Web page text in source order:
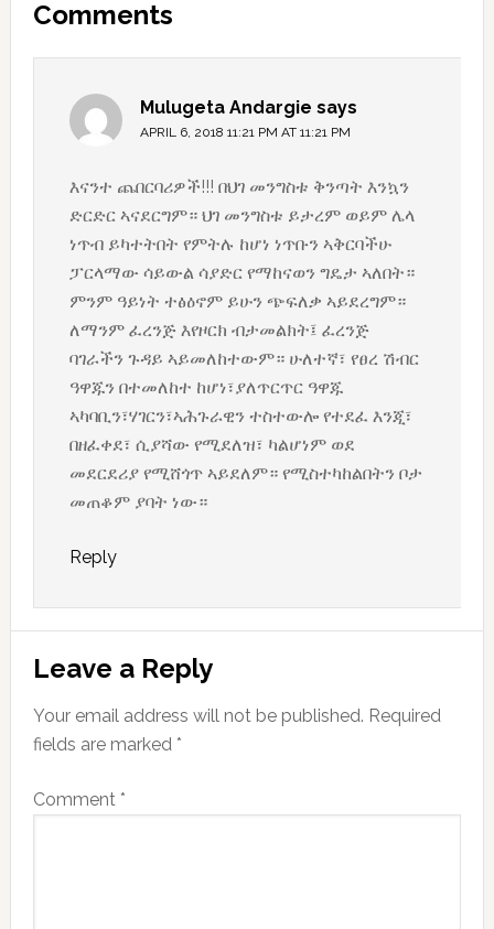
Interactions
Comments
Mulugeta Andargie says
APRIL 6, 2018 11:21 PM AT 11:21 PM
እናንተ ጨበርባሪዎች!!! በህገ መንግስቱ ቅንጣት እንኳን
ድርድር ኣናደርግም። ህገ መንግስቱ ይታረም ወይም ሌላ
ነጥብ ይካተትበት የምትሉ ከሆነ ነጥቡን ኣቅርባችሁ
ፓርላማው ሳይውል ሳያድር የማከናወን ግዴታ ኣለበት።
ምንም ዓይነት ተፅዕኖም ይሁን ጭፍለቃ ኣይደረግም።
ለማንም ፈረንጅ እየዞርክ ብታመልክት፤ ፈረንጅ
ባገራችን ጉዳይ ኣይመለከተውም። ሁለተኛ፣ የፀረ ሽብር
ዓዋጁን በተመለከተ ከሆነ፣ያለጥርጥር ዓዋጁ
ኣካባቢን፣ሃገርን፣ኣሕጉራዊን ተስተውሎ የተደፈ እንጂ፣
በዘፈቀደ፣ ሲያሻው የሚደለዝ፣ ካልሆነም ወደ
መደርደሪያ የሚሸጎጥ ኣይደለም። የሚስተካከልበትን ቦታ
መጠቆም ያባት ነው።
Reply
Leave a Reply
Your email address will not be published. Required
fields are marked *
Comment *